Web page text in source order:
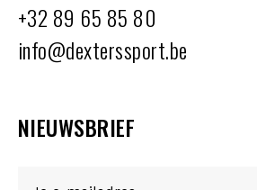
+32 89 65 85 80
info@dexterssport.be
NIEUWSBRIEF